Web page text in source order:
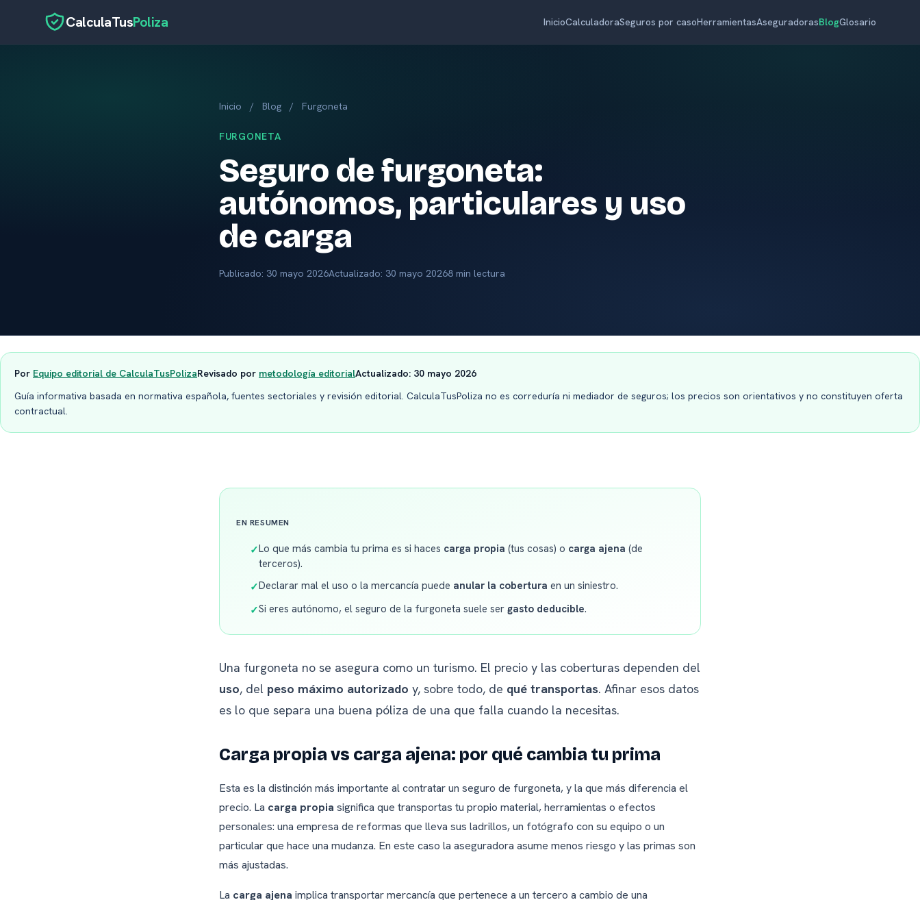
CalculaTusPoliza InicioCalculadoraSeguros por casoHerramientasAseguradorasBlogGlosario
Inicio / Blog / Furgoneta
FURGONETA
Seguro de furgoneta:
autónomos, particulares y uso
de carga
Publicado: 30 mayo 2026Actualizado: 30 mayo 20268 min lectura
Por Equipo editorial de CalculaTusPolizaRevisado por metodología editorialActualizado: 30 mayo 2026
Guía informativa basada en normativa española, fuentes sectoriales y revisión editorial. CalculaTusPoliza no es correduría ni mediador de seguros; los precios son orientativos y no constituyen oferta
contractual.
EN RESUMEN
✓Lo que más cambia tu prima es si haces carga propia (tus cosas) o carga ajena (de
terceros).
✓Declarar mal el uso o la mercancía puede anular la cobertura en un siniestro.
✓Si eres autónomo, el seguro de la furgoneta suele ser gasto deducible.
Una furgoneta no se asegura como un turismo. El precio y las coberturas dependen del
uso, del peso máximo autorizado y, sobre todo, de qué transportas. Afinar esos datos
es lo que separa una buena póliza de una que falla cuando la necesitas.
Carga propia vs carga ajena: por qué cambia tu prima
Esta es la distinción más importante al contratar un seguro de furgoneta, y la que más diferencia el
precio. La carga propia significa que transportas tu propio material, herramientas o efectos
personales: una empresa de reformas que lleva sus ladrillos, un fotógrafo con su equipo o un
particular que hace una mudanza. En este caso la aseguradora asume menos riesgo y las primas son
más ajustadas.
La carga ajena implica transportar mercancía que pertenece a un tercero a cambio de una